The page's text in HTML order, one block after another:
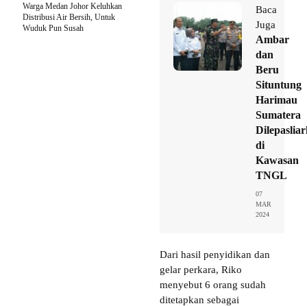
Baca
Juga
Ambar
dan
Beru
Situntung
Harimau
Sumatera
di
Kawasan
TNGL
07
MAR
2024
Dari hasil penyidikan dan
gelar perkara, Riko
menyebut 6 orang sudah
ditetapkan sebagai
Warga Medan Johor Keluhkan
Distribusi Air Bersih, Untuk
Wuduk Pun Susah